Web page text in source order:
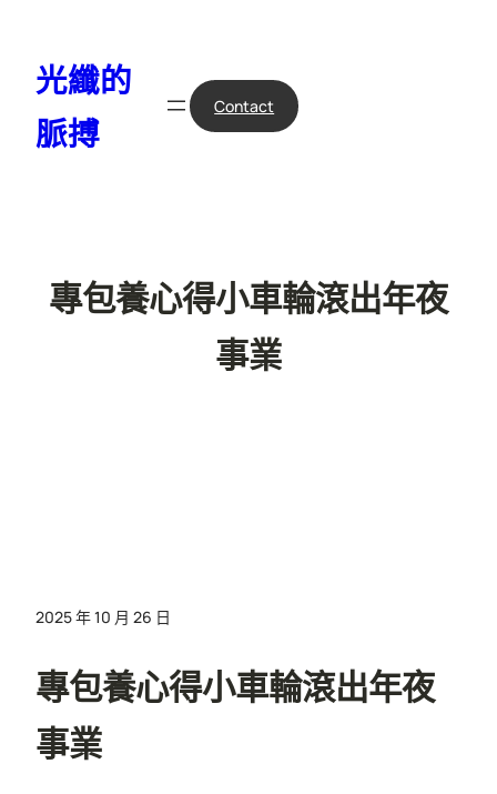
光纖的
脈搏
Contact
專包養心得小車輪滾出年夜
事業
2025 年 10 月 26 日
專包養心得小車輪滾出年夜
事業